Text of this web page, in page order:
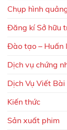
Chụp hình
Đăng kí Sở hữu
Đào tạo – Huấn
Dịch vụ chứng
Dịch Vụ Viết
Kiến thức
Sản xuất phim